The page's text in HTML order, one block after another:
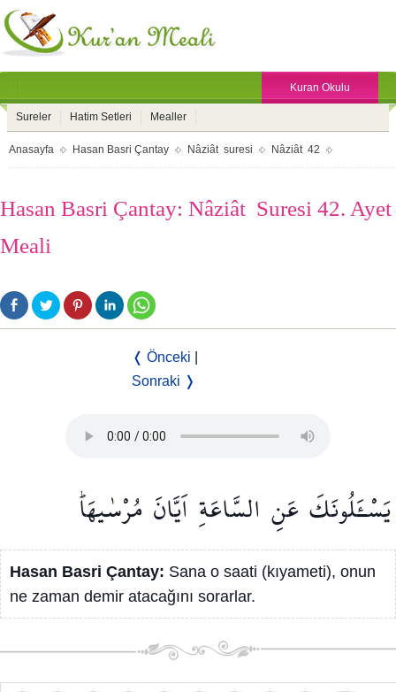
Kuran Okulu
Sureler Hatim Setleri Mealler
Anasayfa Hasan Basri Çantay Nâziât suresi Nâziât 42
Hasan Basri Çantay: Nâziât Suresi 42. Ayet
Meali
❬ Önceki
Sonraki ❭
يَسْـَٔلُونَكَ عَنِ السَّاعَةِاَيَّانَ مُرْسٰيهَاۜ
Hasan Basri Çantay: Sana o saati (kıyameti), onun
ne zaman demir atacağını sorarlar.